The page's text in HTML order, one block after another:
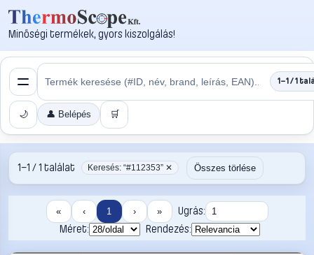
Minőségi termékek, gyors kiszolgálás!
1–1 / 1
🌙 👤 Belépés 🛒
1–1 / 1 találat Keresés: “#112353” ✕ Összes törlése
« ‹ 1 › »
Ugrás:
Méret:
Rendezés: